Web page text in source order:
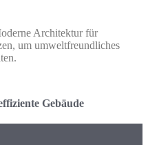
Architektur für
um umweltfreundliches
Gebäude